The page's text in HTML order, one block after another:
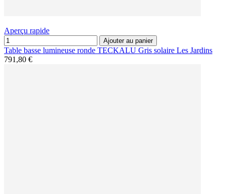
Aperçu rapide
Ajouter au panier
Table basse lumineuse ronde TECKALU Gris solaire Les Jardins
791,80 €